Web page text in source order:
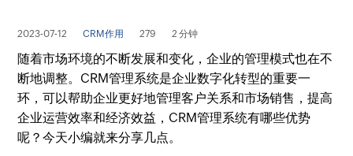
2023-07-12 CRM作用 279 2 分钟
随着市场环境的不断发展和变化，企业的管理模式也在不
断地调整。CRM管理系统是企业数字化转型的重要一
环，可以帮助企业更好地管理客户关系和市场销售，提高
企业运营效率和经济效益，CRM管理系统有哪些优势
呢？今天小编就来分享几点。